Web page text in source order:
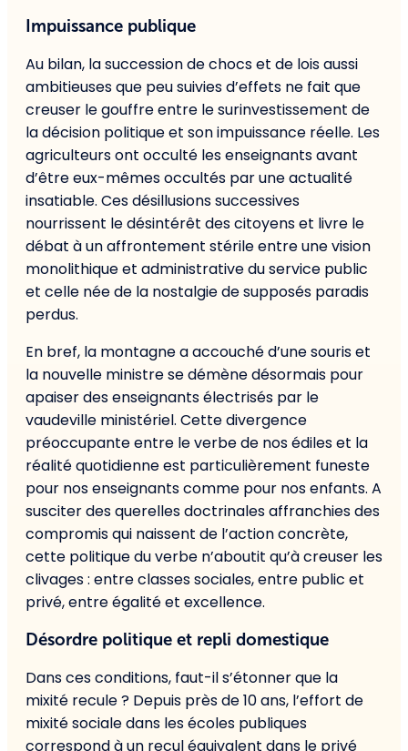
Impuissance publique
Au bilan, la succession de chocs et de lois aussi
ambitieuses que peu suivies d’effets ne fait que
creuser le gouffre entre le surinvestissement de
la décision politique et son impuissance réelle. Les
agriculteurs ont occulté les enseignants avant
d’être eux-mêmes occultés par une actualité
insatiable. Ces désillusions successives
nourrissent le désintérêt des citoyens et livre le
débat à un affrontement stérile entre une vision
monolithique et administrative du service public
et celle née de la nostalgie de supposés paradis
perdus.
En bref, la montagne a accouché d’une souris et
la nouvelle ministre se démène désormais pour
apaiser des enseignants électrisés par le
vaudeville ministériel. Cette divergence
préoccupante entre le verbe de nos édiles et la
réalité quotidienne est particulièrement funeste
pour nos enseignants comme pour nos enfants. A
susciter des querelles doctrinales affranchies des
compromis qui naissent de l’action concrète,
cette politique du verbe n’aboutit qu’à creuser les
clivages : entre classes sociales, entre public et
privé, entre égalité et excellence.
Désordre politique et repli domestique
Dans ces conditions, faut-il s’étonner que la
mixité recule ? Depuis près de 10 ans, l’effort de
mixité sociale dans les écoles publiques
correspond à un recul équivalent dans le privé